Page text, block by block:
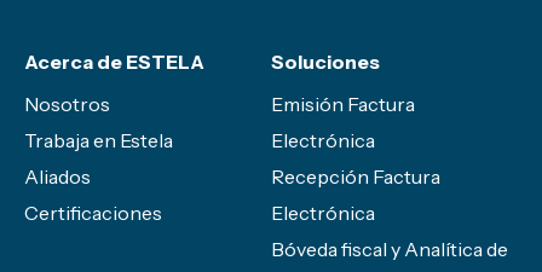
Acerca de ESTELA
Nosotros
Trabaja en Estela
Aliados
Certificaciones
Soluciones
Emisión Factura
Electrónica
Recepción Factura
Electrónica
Bóveda fiscal y Analítica de